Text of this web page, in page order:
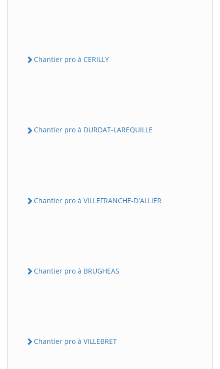
Chantier pro à CERILLY
Chantier pro à DURDAT-LAREQUILLE
Chantier pro à VILLEFRANCHE-D'ALLIER
Chantier pro à BRUGHEAS
Chantier pro à VILLEBRET